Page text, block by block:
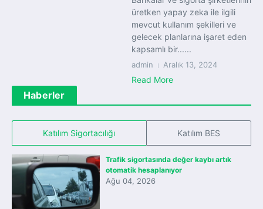
üretken yapay zeka ile ilgili
mevcut kullanım şekilleri ve
gelecek planlarına işaret eden
kapsamlı bir......
admin Aralık 13, 2024
Read More
Haberler
Katılım Sigortacılığı Katılım BES
Trafik sigortasında değer kaybı artık
otomatik hesaplanıyor
Ağu 04, 2026